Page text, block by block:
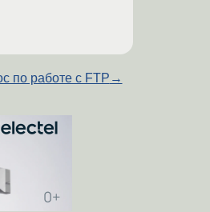
по работе с FTP →